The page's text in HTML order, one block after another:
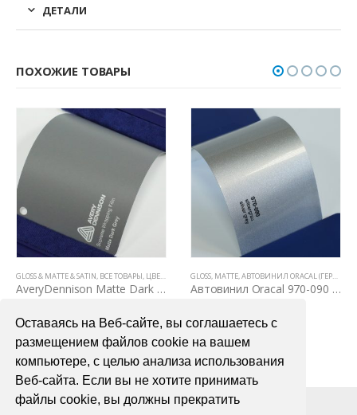
Оставаясь на Веб-сайте, вы соглашаетесь с
размещением файлов cookie на вашем
компьютере, с целью анализа использования
Веб-сайта. Если вы не хотите принимать
файлы cookie, вы должны прекратить
ДЕТАЛИ
ПОХОЖИЕ ТОВАРЫ
ТОВАРЫ, ЦВЕТНЫЕ ВИНИЛОВЫЕ ПЛЕНКИ
GLOSS & MATTE & SATIN, ВСЕ ТОВАРЫ, ЦВЕТНЫЕ ВИНИЛОВЫЕ ПЛЕНКИ
AveryDennison Matte Dark Grey
В КОРЗИНУ
GLOSS, MATTE,АВТОВИНИЛ ORACAL (ГЕРМАНИЯ)
Автовинил Oracal 970-090 silbergray silver gray – серый
В КОРЗИНУ